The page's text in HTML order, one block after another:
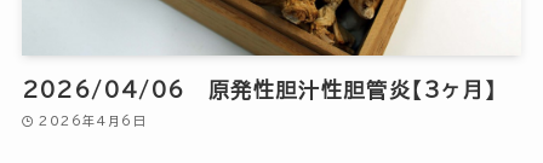
2026/04/06 原発性胆汁性胆管炎【3ヶ月】
2026年4月6日